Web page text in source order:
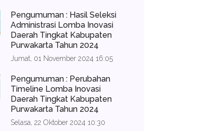
Pengumuman : Hasil Seleksi
Administrasi Lomba Inovasi
Daerah Tingkat Kabupaten
Purwakarta Tahun 2024
Jumat, 01 November 2024 16:05
Pengumuman : Perubahan
Timeline Lomba Inovasi
Daerah Tingkat Kabupaten
Purwakarta Tahun 2024
Selasa, 22 Oktober 2024 10:30